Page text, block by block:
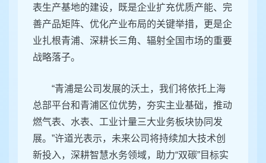
表生产基地的建设，既是企业扩充优质产能、完
善产品矩阵、优化产业布局的关键举措，更是企
业扎根青浦、深耕长三角、辐射全国市场的重要
战略落子。
“青浦是公司发展的沃土，我们将依托上海
总部平台和青浦区位优势，夯实主业基础，推动
燃气表、水表、工业计量三大业务板块协同发
展。”许道光表示，未来公司将持续加大技术创
新投入，深耕智慧水务领域，助力“双碳”目标实